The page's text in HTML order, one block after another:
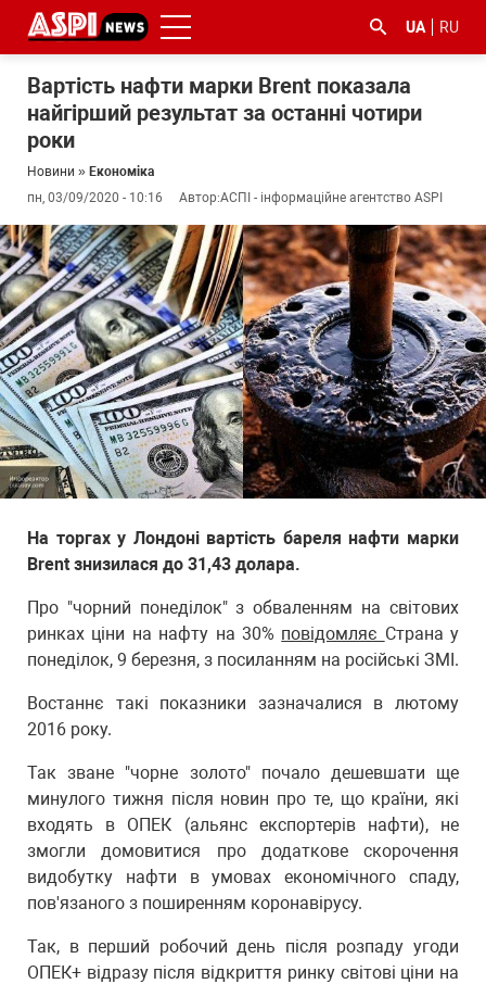
UA RU
Вартість нафти марки Brent показала
найгірший результат за останні чотири
роки
Новини » Економіка
пн, 03/09/2020 - 10:16
Автор:АСПІ - інформаційне агентство ASPI
На торгах у Лондоні вартість бареля нафти марки
Brent знизилася до 31,43 долара.
Про "чорний понеділок" з обваленням на світових
ринках ціни на нафту на 30% повідомляє Страна у
понеділок, 9 березня, з посиланням на російські ЗМІ.
Востаннє такі показники зазначалися в лютому
2016 року.
Так зване "чорне золото" почало дешевшати ще
минулого тижня після новин про те, що країни, які
входять в ОПЕК (альянс експортерів нафти), не
змогли домовитися про додаткове скорочення
видобутку нафти в умовах економічного спаду,
пов'язаного з поширенням коронавірусу.
Так, в перший робочий день після розпаду угоди
ОПЕК+ відразу після відкриття ринку світові ціни на
#ООС
#боротьба
з
корупцією
#ДФС #Київ #коронавірус